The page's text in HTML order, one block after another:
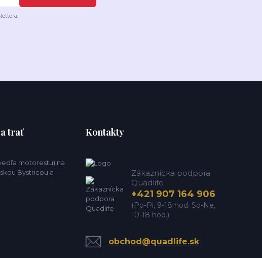
trať
motorestu) na
Bystricou a
Kontakty
Zákaznícka podpora
Quadlife
+421 907 164 906
(Po-Pi, 9-18 hod. So-Ne,
10-18 hod.)
obchod@quadlife.sk